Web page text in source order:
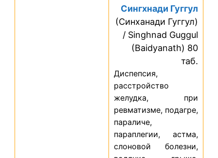
Сингхнади Гуггул
(Синханади Гуггул)
/ Singhnad Guggul
(Baidyanath) 80
таб.
Диспепсия,
расстройство
желудка, при
ревматизме, подагре,
параличе,
параплегии, астма,
слоновой болезни,